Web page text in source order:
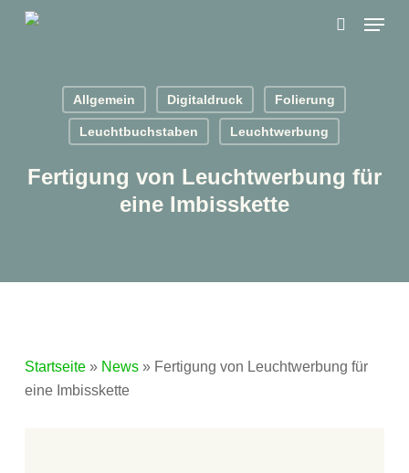
Menu
Allgemein Digitaldruck Folierung
Leuchtbuchstaben Leuchtwerbung
Fertigung von Leuchtwerbung für
eine Imbisskette
Startseite» News» Fertigung von Leuchtwerbung für
eine Imbisskette